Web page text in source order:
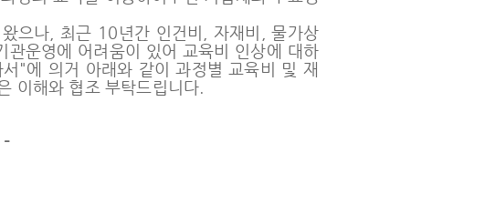
으나, 최근 10년간 인건비, 자재비, 물가상
운영에 어려움이 있어 교육비 인상에 대하
"에 의거 아래와 같이 과정별 교육비 및 재
이해와 협조 부탁드립니다.
-